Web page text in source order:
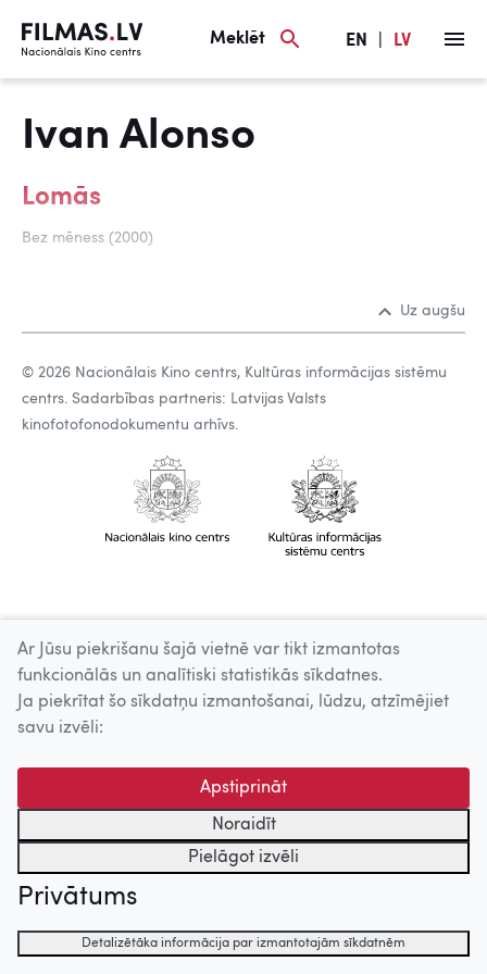
Meklēt EN LV
Ivan Alonso
Lomās
Bez mēness (2000)
Uz augšu
© 2026 Nacionālais Kino centrs, Kultūras informācijas sistēmu
centrs. Sadarbības partneris: Latvijas Valsts
kinofotofonodokumentu arhīvs.
Ar Jūsu piekrišanu šajā vietnē var tikt izmantotas
funkcionālās un analītiski statistikās sīkdatnes.
Ja piekrītat šo sīkdatņu izmantošanai, lūdzu, atzīmējiet
savu izvēli:
Apstiprināt
Noraidīt
Pielāgot izvēli
Privātums
Detalizētāka informācija par izmantotajām sīkdatnēm